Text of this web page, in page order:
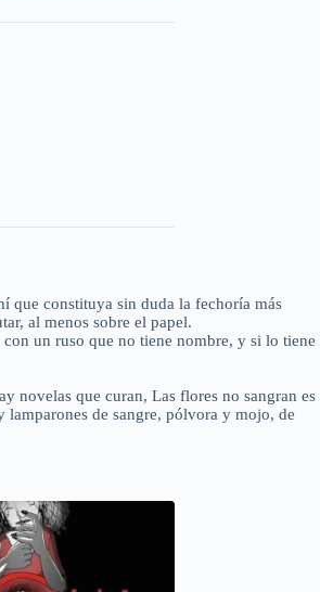
que constituya sin duda la fechoría más
al menos sobre el papel.
un ruso que no tiene nombre, y si lo tiene
novelas que curan, Las flores no sangran es
lamparones de sangre, pólvora y mojo, de